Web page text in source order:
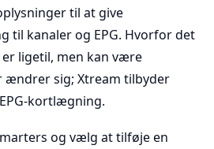
til at give
til kanaler og EPG. Hvorfor det
ligetil, men kan være
ændrer sig; Xtream tilbyder
kortlægning.
og vælg at tilføje en